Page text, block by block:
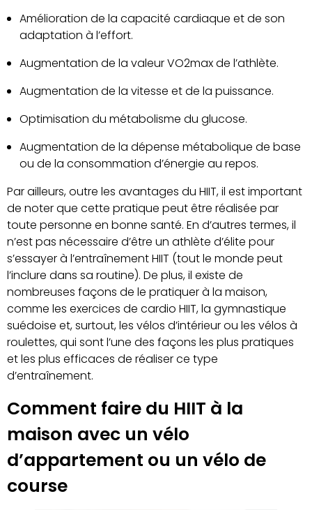
Amélioration de la capacité cardiaque et de son
adaptation à l’effort.
Augmentation de la valeur VO2max de l’athlète.
Augmentation de la vitesse et de la puissance.
Optimisation du métabolisme du glucose.
Augmentation de la dépense métabolique de base
ou de la consommation d’énergie au repos.
Par ailleurs, outre les avantages du HIIT, il est important
de noter que cette pratique peut être réalisée par
toute personne en bonne santé. En d’autres termes, il
n’est pas nécessaire d’être un athlète d’élite pour
s’essayer à l’entraînement HIIT (tout le monde peut
l’inclure dans sa routine). De plus, il existe de
nombreuses façons de le pratiquer à la maison,
comme les exercices de cardio HIIT, la gymnastique
suédoise et, surtout, les vélos d’intérieur ou les vélos à
roulettes, qui sont l’une des façons les plus pratiques
et les plus efficaces de réaliser ce type
d’entraînement.
Comment faire du HIIT à la
maison avec un vélo
d’appartement ou un vélo de
course